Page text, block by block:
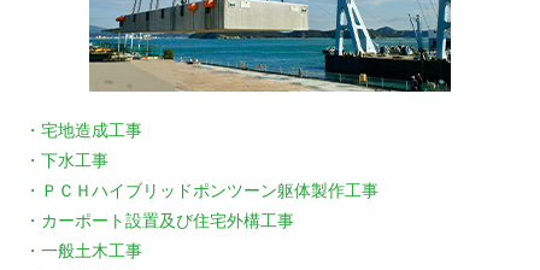
・宅地造成工事
・下水工事
・ＰＣＨハイブリッドポンツーン躯体製作工事
・カーポート設置及び住宅外構工事
・一般土木工事